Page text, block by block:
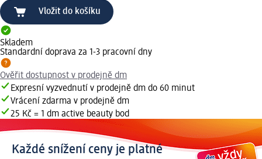
Vložit do košíku
Skladem
Standardní doprava za 1-3 pracovní dny
Ověřit dostupnost v prodejně dm
Expresní vyzvednutí v prodejně dm do 60 minut
Vrácení zdarma v prodejně dm
25 Kč = 1 dm active beauty bod
Každé snížení ceny je platné